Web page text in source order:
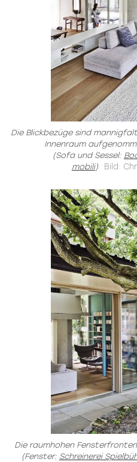
Die Blickbezüge sind
Innenraum
(Sofa und Sessel:
mobili) Bild:
Die raumhohen
(Fenster: Schreinerei